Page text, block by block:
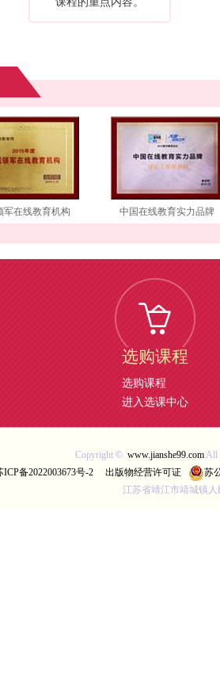
军在线教育机构 中国在线教育实力品牌
力在线教育品牌
选购课程
选购课程
进入选课中心
Copyright © www.jianshe99.comAll
ICP备2022003673号-2 出版物经营许可证
苏
江苏省靖江市靖城镇